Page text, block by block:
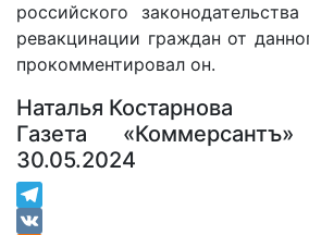
российского
ревакцинации граждан от
прокомментировал он.
Наталья Костарнова
Газета
30.05.2024
Telegram